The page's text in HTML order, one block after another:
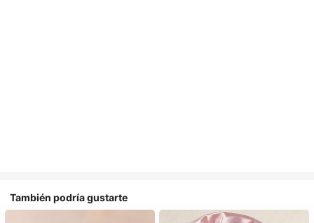
También podría gustarte